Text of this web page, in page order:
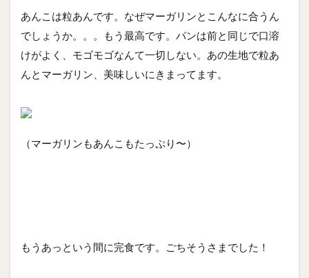
あんこは粒あんです。なぜマーガリンとこんなに合うん
でしょうか。。。もう最高です。パンは前と同じで口溶
けがよく、モゴモゴなんて一切しない。あの生地で粒あ
んとマーガリン、美味しいにきまってます。
（マーガリンもあんこもたっぷり〜）
もうあっという間に完食です。ごちそうさまでした！